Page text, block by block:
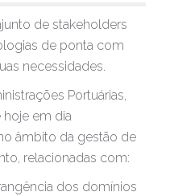
de stakeholders
de ponta com
necessidades.
Portuárias,
em dia
âmbito da gestão de
relacionadas com:
dos domínios